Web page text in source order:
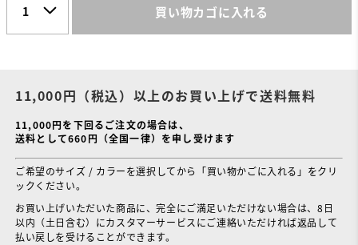
買い物カゴに入れる
11,000円（税込）以上のお買い上げで送料無料
11,000円を下回るご注文の場合は、
送料として660円（全国一律）を申し受けます
ご希望のサイズ / カラーを選択してから「買い物かごに入れる」をクリ
ックください。
お買い上げいただいた商品に、完全にご満足いただけない場合は、8日
以内（土日含む）にカスタマーサービスにご連絡いただければ返品して
払い戻しを受けることができます。